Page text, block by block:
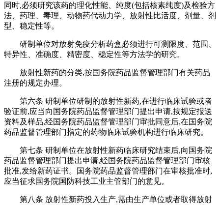
同时,必须研究该药的理化性能、纯度(包括核素纯度)及检验方
法、药理、毒理、动物药代动力学、放射性比活度、剂量、剂
型、稳定性等。
研制单位对放射免疫分析药盒必须进行可测限度、范围、
特异性、准确度、精密度、稳定性等方法学的研究。
放射性新药的分类,按国务院药品监督管理部门有关药品
注册的规定办理。
第六条 研制单位研制的放射性新药,在进行临床试验或者
验证前,应当向国务院药品监督管理部门提出申请,按规定报送
资料及样品,经国务院药品监督管理部门审批同意后,在国务院
药品监督管理部门指定的药物临床试验机构进行临床研究。
第七条 研制单位在放射性新药临床研究结束后,向国务院
药品监督管理部门提出申请,经国务院药品监督管理部门审核
批准,发给新药证书。国务院药品监督管理部门在审核批准时,
应当征求国务院国防科技工业主管部门的意见。
第八条 放射性新药投入生产,需由生产单位或者取得放射